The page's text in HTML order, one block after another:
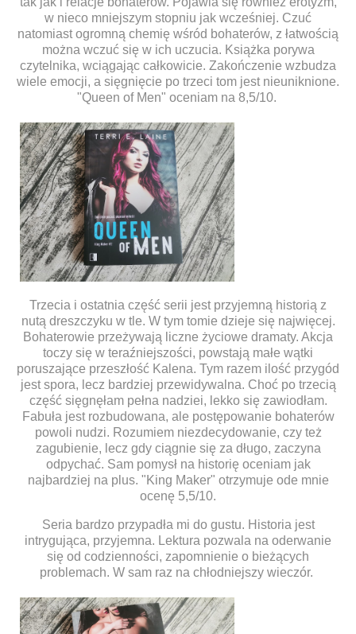
w nieco mniejszym stopniu jak wcześniej. Czuć
natomiast ogromną chemię wśród bohaterów, z łatwością
można wczuć się w ich uczucia. Książka porywa
czytelnika, wciągając całkowicie. Zakończenie wzbudza
wiele emocji, a sięgnięcie po trzeci tom jest nieuniknione.
"Queen of Men" oceniam na 8,5/10.
Trzecia i ostatnia część serii jest przyjemną historią z
nutą dreszczyku w tle. W tym tomie dzieje się najwięcej.
Bohaterowie przeżywają liczne życiowe dramaty. Akcja
toczy się w teraźniejszości, powstają małe wątki
poruszające przeszłość Kalena. Tym razem ilość przygód
jest spora, lecz bardziej przewidywalna. Choć po trzecią
część sięgnęłam pełna nadziei, lekko się zawiodłam.
Fabuła jest rozbudowana, ale postępowanie bohaterów
powoli nudzi. Rozumiem niezdecydowanie, czy też
zagubienie, lecz gdy ciągnie się za długo, zaczyna
odpychać. Sam pomysł na historię oceniam jak
najbardziej na plus. "King Maker" otrzymuje ode mnie
ocenę 5,5/10.
Seria bardzo przypadła mi do gustu. Historia jest
intrygująca, przyjemna. Lektura pozwala na oderwanie
się od codzienności, zapomnienie o bieżących
problemach. W sam raz na chłodniejszy wieczór.